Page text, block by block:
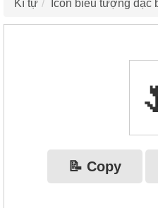
Kí tự Icon biểu tượng đặc
📝 Copy